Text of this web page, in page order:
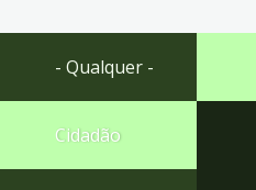
Ir
rodapé
- Qualquer -
Cidadão